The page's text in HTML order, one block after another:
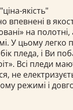
якість"
в
на полотні,
У цьому легко
пледа, і Ви
Всі пледи
не
режимі і